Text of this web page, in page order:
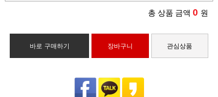
총 상품 금액 0 원
바로 구매하기 장바구니 관심상품